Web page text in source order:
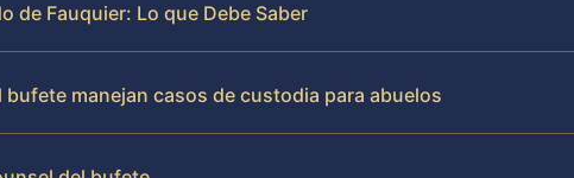
de Fauquier: Lo que Debe Saber
bufete manejan casos de custodia para abuelos